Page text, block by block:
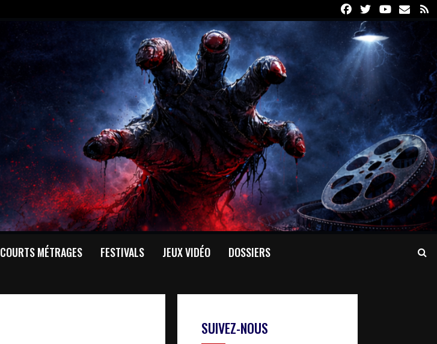
FacebookTwitterYoutube
Email
COURTS MÉTRAGES FESTIVALS JEUX VIDÉO DOSSIERS
SUIVEZ-NOUS